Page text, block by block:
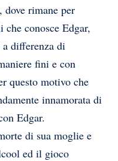
dove rimane per
conosce Edgar,
differenza di
fini e con
questo motivo che
innamorata di
Edgar.
di sua moglie e
ed il gioco